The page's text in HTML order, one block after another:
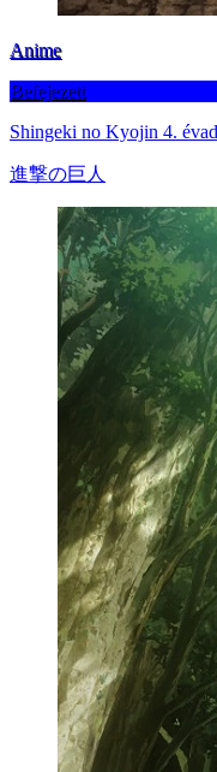
Anime
Befejezett
Shingeki no Kyojin 4.
進撃の巨人